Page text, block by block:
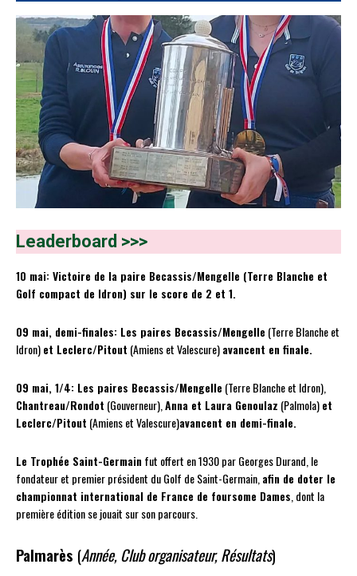
Leaderboard >>>
10 mai: Victoire de la paire Becassis/Mengelle (Terre Blanche et
Golf compact de Idron) sur le score de 2 et 1.
09 mai, demi-finales: Les paires Becassis/Mengelle(Terre Blanche et
Idron)et Leclerc/Pitout (Amiens et Valescure)avancent en finale.
09 mai, 1/4: Les paires Becassis/Mengelle(Terre Blanche et Idron),
Chantreau/Rondot (Gouverneur), Anna et Laura Genoulaz (Palmola)et
Leclerc/Pitout (Amiens et Valescure)avancent en demi-finale.
Le Trophée Saint-Germainfut offert en 1930 par Georges Durand, le
fondateur et premier président du Golf de Saint-Germain, afin de doter le
championnat international de France de foursome Dames , dont la
première édition se jouait sur son parcours.
Palmarès (Année, Club organisateur, Résultats)